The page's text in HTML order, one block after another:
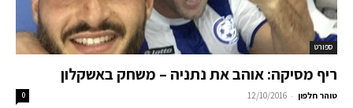
ספורט
ריף מסיקה: אוהב את נתניה – משחק באשקלון
טוהר חלפון -
12/10/2016
0